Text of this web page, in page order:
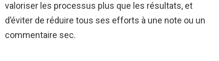
valoriser les processus plus que les résultats, et
d’éviter de réduire tous ses efforts à une note ou un
commentaire sec.